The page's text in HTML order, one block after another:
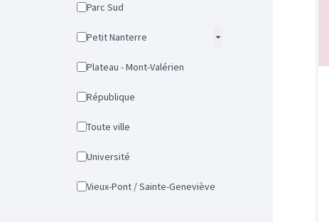
Parc Sud
Petit Nanterre
Plateau - Mont-Valérien
République
Toute ville
Université
Vieux-Pont / Sainte-Geneviève